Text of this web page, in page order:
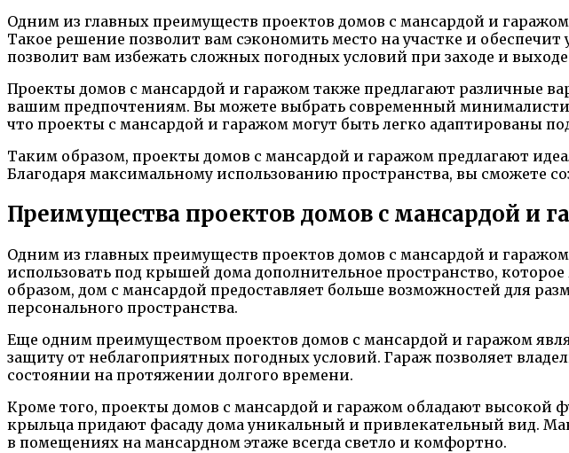
Одним из главных преимуществ проектов домов с мансардой и
Такое решение позволит вам сэкономить место на участке и
позволит вам избежать сложных погодных условий при заходе и
Проекты домов с мансардой и гаражом также предлагают различные
вашим предпочтениям. Вы можете выбрать современный
что проекты с мансардой и гаражом могут быть легко адаптированы
Таким образом, проекты домов с мансардой и гаражом предлагают
Благодаря максимальному использованию пространства, вы сможете
Преимущества проектов домов с мансардой и
Одним из главных преимуществ проектов домов с мансардой и
использовать под крышей дома дополнительное пространство,
образом, дом с мансардой предоставляет больше возможностей для
персонального пространства.
Еще одним преимуществом проектов домов с мансардой и гаражом
защиту от неблагоприятных погодных условий. Гараж позволяет
состоянии на протяжении долгого времени.
Кроме того, проекты домов с мансардой и гаражом обладают
крыльца придают фасаду дома уникальный и привлекательный вид.
в помещениях на мансардном этаже всегда светло и комфортно.